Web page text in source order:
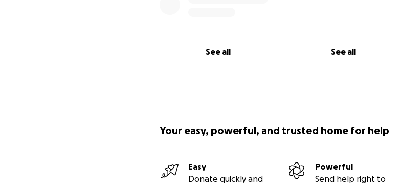
See all See all
Your easy, powerful, and trusted home for help
Easy
Donate quickly and
Powerful
Send help right to